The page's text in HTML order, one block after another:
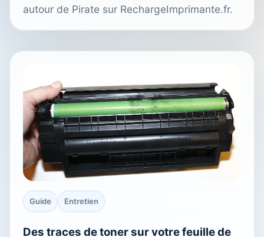
autour de Pirate sur RechargeImprimante.fr.
Guide Entretien
Des traces de toner sur votre feuille de